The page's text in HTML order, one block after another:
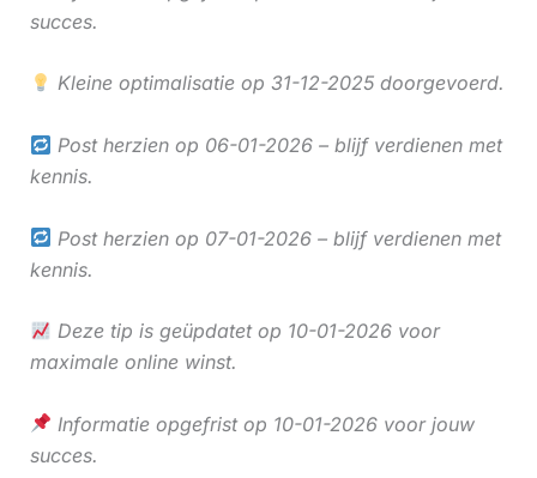
succes.
Kleine optimalisatie op 31-12-2025 doorgevoerd.
Post herzien op 06-01-2026 – blijf verdienen met
kennis.
Post herzien op 07-01-2026 – blijf verdienen met
kennis.
Deze tip is geüpdatet op 10-01-2026 voor
maximale online winst.
Informatie opgefrist op 10-01-2026 voor jouw
succes.